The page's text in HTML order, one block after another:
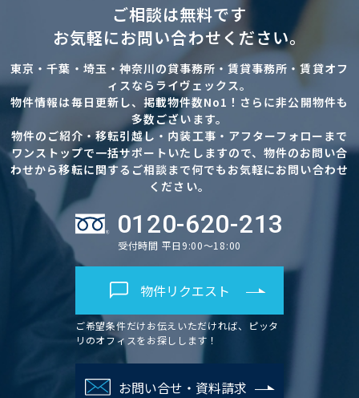
ご相談は無料です
お気軽にお問い合わせください。
東京・千葉・埼玉・神奈川の貸事務所・賃貸事務所・賃貸オフ
ィスならライヴェックス。
物件情報は毎日更新し、掲載物件数No1！さらに非公開物件も
多数ございます。
物件のご紹介・移転引越し・内装工事・アフターフォローまで
ワンストップで一括サポートいたしますので、物件のお問い合
わせから移転に関するご相談まで何でもお気軽にお問い合わせ
ください。
0120-620-213
受付時間 平日9:00～18:00
物件リクエスト
ご希望条件だけお伝えいただければ、ピッタ
リのオフィスをお探しします！
お問い合せ・資料請求